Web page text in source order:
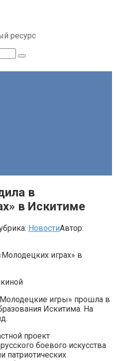
ресурс
в
в Искитиме
НовостиАвтор:
игры» прошла в
Искитима. На
проект
боевого искусства
патриотических